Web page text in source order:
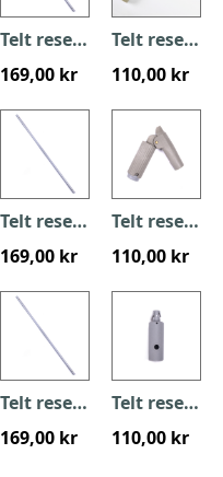
Telt reservedel - hulstang 8109
169,00 kr
Telt reservedel - Øverste knækled 8110
110,00 kr
Telt reservedel - hulstang 8111
169,00 kr
Telt reservedel - nederste knækled 8112
110,00 kr
Telt reservedel - hulstang 8113
169,00 kr
Telt reservedel - Stang til Fodled 8114
110,00 kr